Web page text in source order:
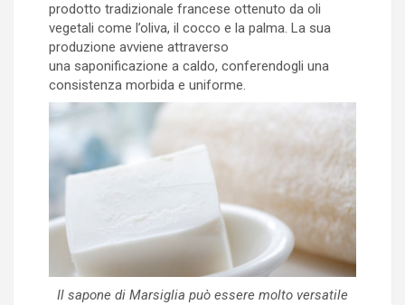
prodotto tradizionale francese ottenuto da oli
vegetali come l’oliva, il cocco e la palma. La sua
produzione avviene attraverso
una saponificazione a caldo, conferendogli una
consistenza morbida e uniforme.
Il sapone di Marsiglia può essere molto versatile